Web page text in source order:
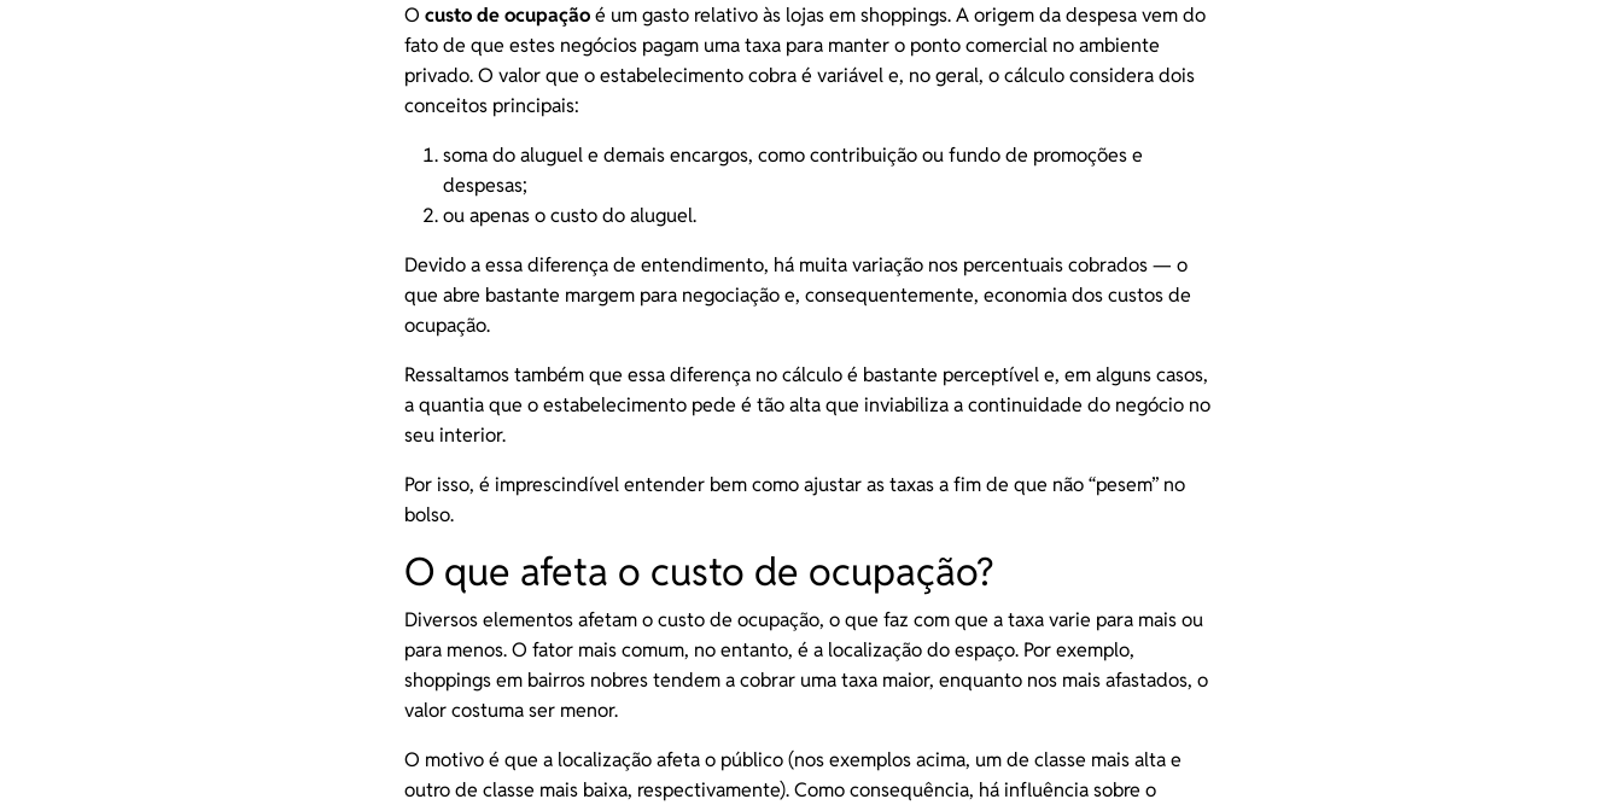
Ocusto de ocupaçãoé um gasto relativo às lojas em shoppings. A origem da despesa vem do
fato de que estes negócios pagam uma taxa para manter o ponto comercial no ambiente
privado. O valor que o estabelecimento cobra é variável e, no geral, o cálculo considera dois
conceitos principais:
soma do aluguel e demais encargos, comocontribuiçãoou fundo de promoções e
despesas;
ou apenas o custo do aluguel.
Devido a essa diferença de entendimento, há muita variação nos percentuais cobrados — o
que abre bastante margem para negociação e, consequentemente, economia dos custos de
ocupação.
Ressaltamos também que essa diferença no cálculo é bastante perceptível e, em alguns casos,
a quantia que o estabelecimento pede é tão alta que inviabiliza a continuidade do negócio no
seu interior.
Por isso, é imprescindível entender bem como ajustar as taxas a fim de que não “pesem” no
bolso.
O que afeta o custo de ocupação?
Diversos elementos afetam o custo de ocupação, o que faz com que a taxa varie para mais ou
para menos. O fator mais comum, no entanto, é a localização do espaço. Por exemplo,
shoppings em bairros nobres tendem a cobrar uma taxa maior, enquanto nos mais afastados, o
valor costuma ser menor.
O motivo é que a localização afeta o público (nos exemplos acima, um de classe mais alta e
outro de classe mais baixa, respectivamente). Como consequência, há influência sobre o